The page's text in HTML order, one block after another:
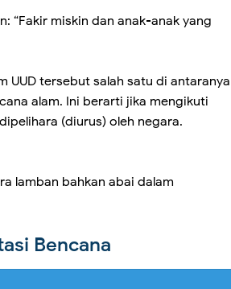
“Fakir miskin dan anak-anak yang
UUD tersebut salah satu di antaranya
alam. Ini berarti jika mengikuti
(diurus) oleh negara.
lamban bahkan abai dalam
Bencana